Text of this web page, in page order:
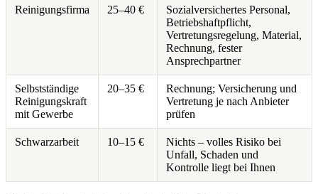
Reinigungsfirma 25–40 €
Sozialversichertes Personal,
Betriebshaftpflicht,
Vertretungsregelung, Material,
Rechnung, fester
Ansprechpartner
Selbstständige
Reinigungskraft
mit Gewerbe
20–35 €
Rechnung; Versicherung und
Vertretung je nach Anbieter
prüfen
Schwarzarbeit 10–15 €
Nichts – volles Risiko bei
Unfall, Schaden und
Kontrolle liegt bei Ihnen